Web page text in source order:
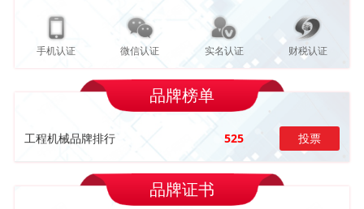
手机认证 微信认证 实名认证 财税认证
品牌榜单
工程机械品牌排行 525 投票
品牌证书